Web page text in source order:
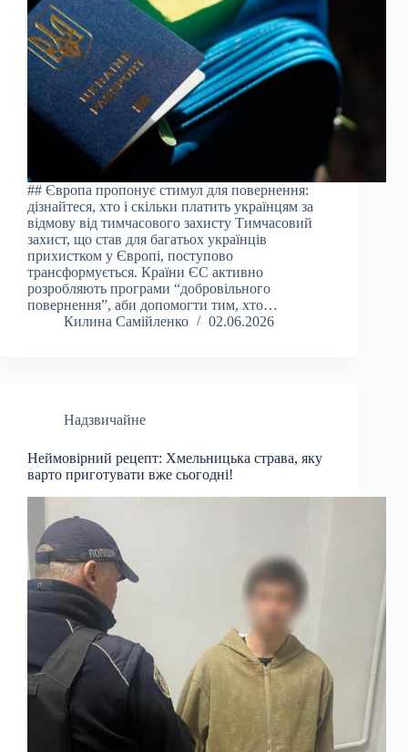
## Європа пропонує стимул для повернення:
дізнайтеся, хто і скільки платить українцям за
відмову від тимчасового захисту Тимчасовий
захист, що став для багатьох українців
прихистком у Європі, поступово
трансформується. Країни ЄС активно
розробляють програми “добровільного
повернення”, аби допомогти тим, хто…
Килина Самійленко
02.06.2026
Надзвичайне
Неймовірний рецепт: Хмельницька страва, яку
варто приготувати вже сьогодні!